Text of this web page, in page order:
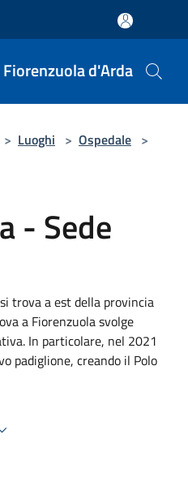
d'Arda
> Luoghi > Ospedale >
- Sede
trova a est della provincia
a Fiorenzuola svolge
In particolare, nel 2021
padiglione, creando il Polo